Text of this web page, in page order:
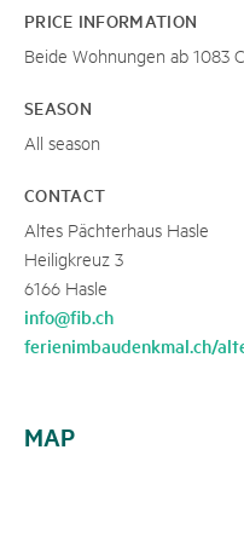
PRICE INFORMATION
Beide Wohnungen ab 1083
SEASON
All season
CONTACT
Altes Pächterhaus Hasle
Heiligkreuz 3
6166 Hasle
info@fib.ch
ferienimbaudenkmal.ch/
MAP